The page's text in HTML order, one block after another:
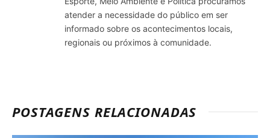
atender a necessidade do público em ser
informado sobre os acontecimentos locais,
regionais ou próximos à comunidade.
POSTAGENS RELACIONADAS